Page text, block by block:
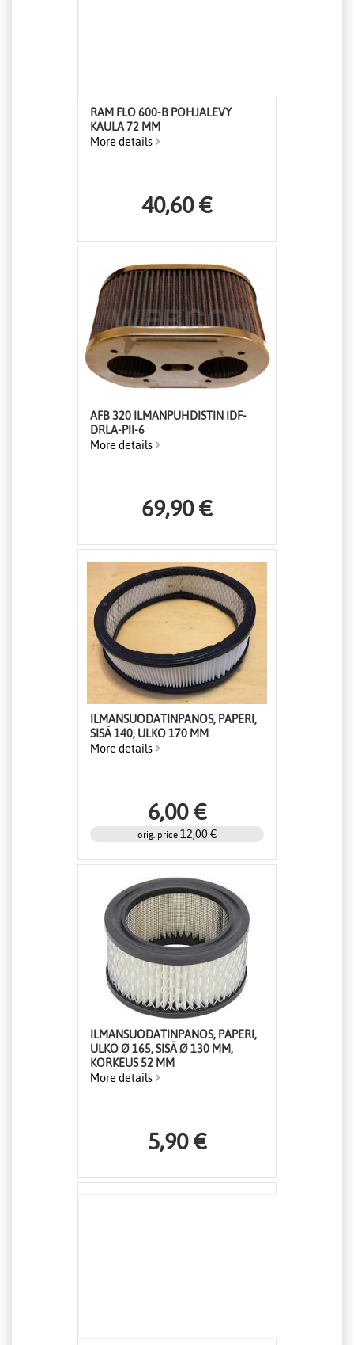
RAM FLO 600-B POHJALEVY
KAULA 72 MM
More details
40,60 €
AFB 320 ILMANPUHDISTIN IDF-
DRLA-PII-6
More details
69,90 €
ILMANSUODATINPANOS, PAPERI,
SISÄ 140, ULKO 170 MM
More details
6,00 €
orig. price 12,00 €
ILMANSUODATINPANOS, PAPERI,
ULKO Ø 165, SISÄ Ø 130 MM,
KORKEUS 52 MM
More details
5,90 €